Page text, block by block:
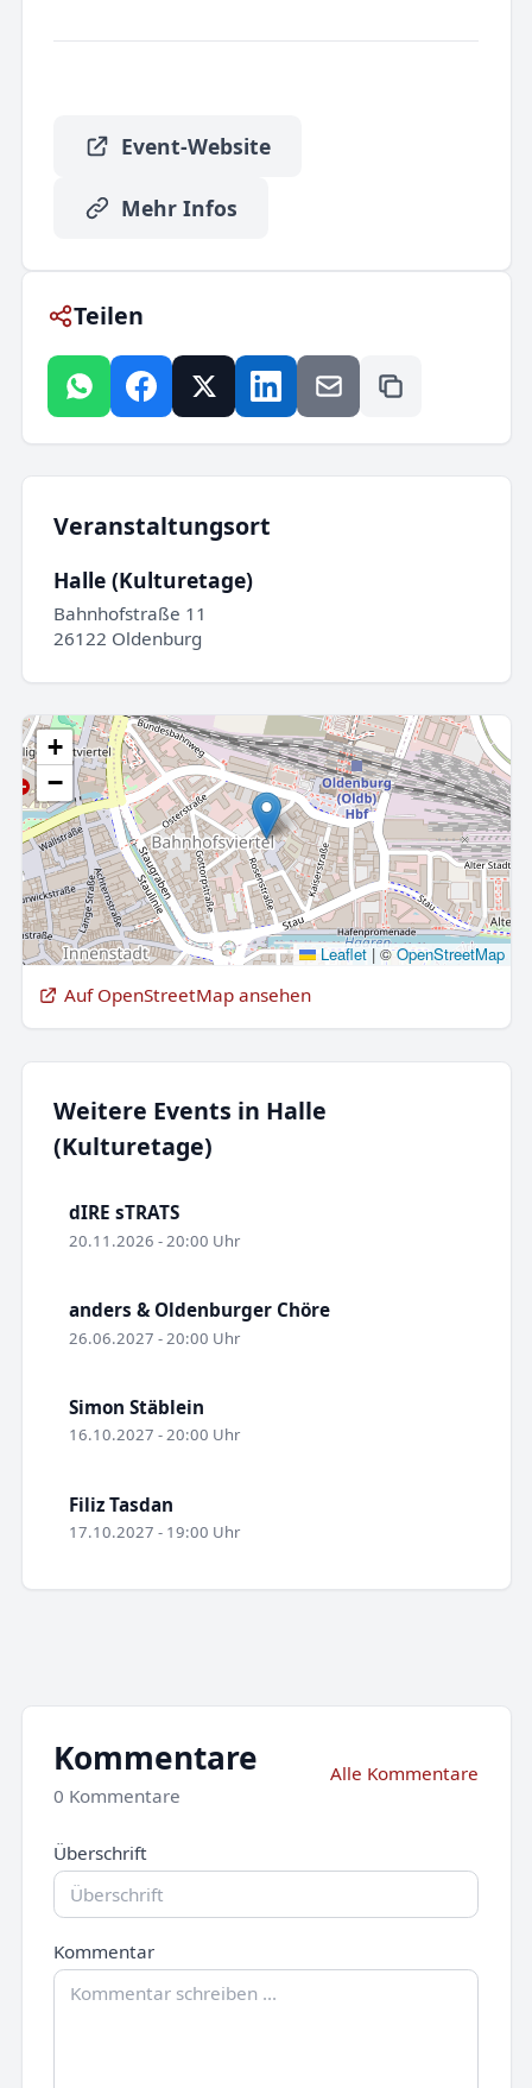
Event-Website
Mehr Infos
Teilen
Veranstaltungsort
Halle (Kulturetage)
Bahnhofstraße 11
26122 Oldenburg
+
−
Leaflet |©OpenStreetMap
Auf OpenStreetMap ansehen
Weitere Events in Halle
(Kulturetage)
dIRE sTRATS
20.11.2026 - 20:00 Uhr
anders & Oldenburger Chöre
26.06.2027 - 20:00 Uhr
Simon Stäblein
16.10.2027 - 20:00 Uhr
Filiz Tasdan
17.10.2027 - 19:00 Uhr
Kommentare
0 Kommentare
Alle Kommentare
Überschrift
Kommentar